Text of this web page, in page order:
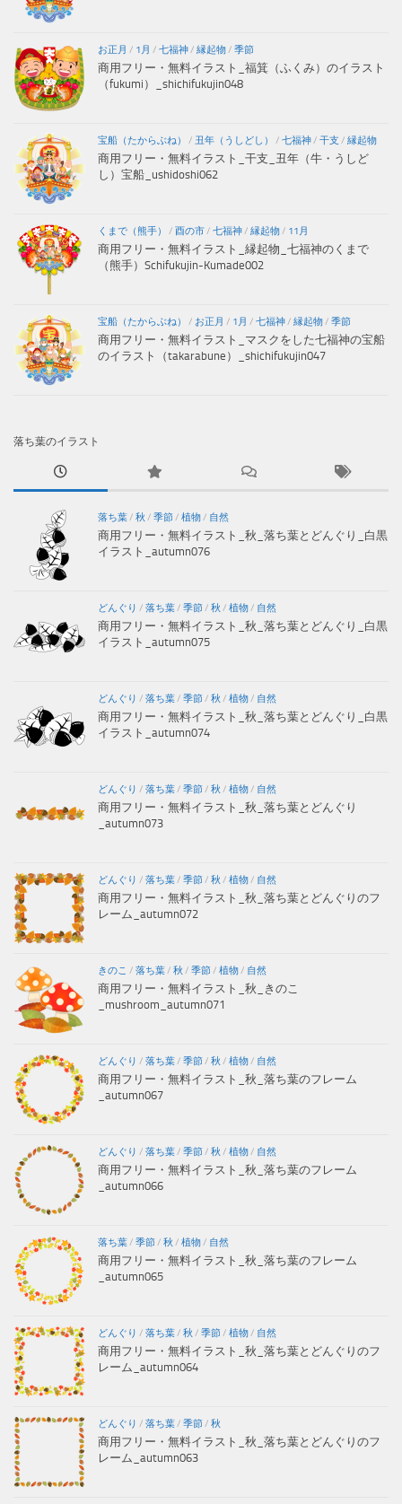
お正月 / 1月 / 七福神/ 縁起物/ 季節
商用フリー・無料イラスト_福箕（ふくみ）のイラスト
（fukumi）_shichifukujin048
宝船（たからぶね） / 丑年（うしどし） / 七福神/ 干支 / 縁起物
商用フリー・無料イラスト_干支_丑年（牛・うしど
し）宝船_ushidoshi062
くまで（熊手） / 酉の市/ 七福神/ 縁起物/ 11月
商用フリー・無料イラスト_縁起物_七福神のくまで
（熊手）Schifukujin-Kumade002
宝船（たからぶね） / お正月 / 1月 / 七福神/ 縁起物/ 季節
商用フリー・無料イラスト_マスクをした七福神の宝船
のイラスト（takarabune）_shichifukujin047
落ち葉のイラスト
落ち葉/ 秋 / 季節/ 植物/ 自然
商用フリー・無料イラスト_秋_落ち葉とどんぐり_白黒
イラスト_autumn076
どんぐり / 落ち葉/ 季節/ 秋 / 植物/ 自然
商用フリー・無料イラスト_秋_落ち葉とどんぐり_白黒
イラスト_autumn075
どんぐり / 落ち葉/ 季節/ 秋 / 植物/ 自然
商用フリー・無料イラスト_秋_落ち葉とどんぐり_白黒
イラスト_autumn074
どんぐり / 落ち葉/ 季節/ 秋 / 植物/ 自然
商用フリー・無料イラスト_秋_落ち葉とどんぐり
_autumn073
どんぐり / 落ち葉/ 季節/ 秋 / 植物/ 自然
商用フリー・無料イラスト_秋_落ち葉とどんぐりのフ
レーム_autumn072
きのこ / 落ち葉/ 秋 / 季節/ 植物/ 自然
商用フリー・無料イラスト_秋_きのこ
_mushroom_autumn071
どんぐり / 落ち葉/ 季節/ 秋 / 植物/ 自然
商用フリー・無料イラスト_秋_落ち葉のフレーム
_autumn067
どんぐり / 落ち葉/ 季節/ 秋 / 植物/ 自然
商用フリー・無料イラスト_秋_落ち葉のフレーム
_autumn066
落ち葉/ 季節/ 秋 / 植物/ 自然
商用フリー・無料イラスト_秋_落ち葉のフレーム
_autumn065
どんぐり / 落ち葉/ 秋 / 季節/ 植物/ 自然
商用フリー・無料イラスト_秋_落ち葉とどんぐりのフ
レーム_autumn064
どんぐり / 落ち葉/ 季節/ 秋
商用フリー・無料イラスト_秋_落ち葉とどんぐりのフ
レーム_autumn063